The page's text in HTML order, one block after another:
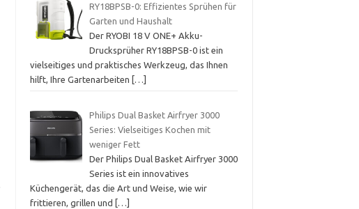
RY18BPSB-0: Effizientes Sprühen für
Garten und Haushalt
Der RYOBI 18 V ONE+ Akku-
Drucksprüher RY18BPSB-0 ist ein
vielseitiges und praktisches Werkzeug, das Ihnen
hilft, Ihre Gartenarbeiten
[…]
Philips Dual Basket Airfryer 3000
Series: Vielseitiges Kochen mit
weniger Fett
Der Philips Dual Basket Airfryer 3000
Series ist ein innovatives
Küchengerät, das die Art und Weise, wie wir
frittieren, grillen und
[…]